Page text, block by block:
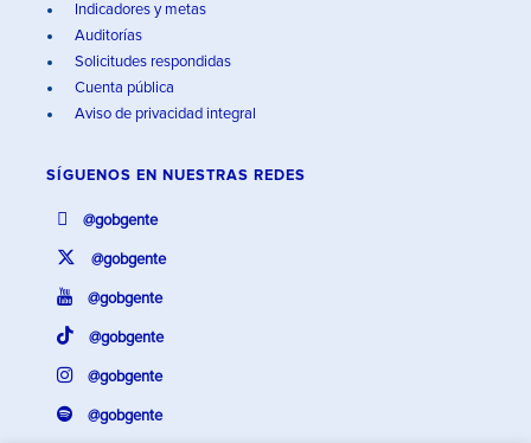
Indicadores y metas
Auditorías
Solicitudes respondidas
Cuenta pública
Aviso de privacidad integral
SÍGUENOS EN NUESTRAS REDES
@gobgente
@gobgente
@gobgente
@gobgente
@gobgente
@gobgente